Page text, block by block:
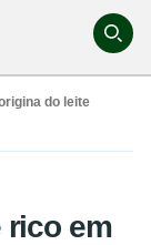
do leite
rico em